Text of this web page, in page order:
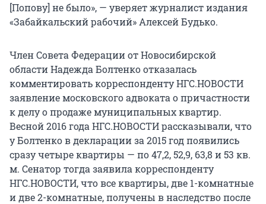
[Попову] не было», — уверяет журналист издания
«Забайкальский рабочий» Алексей Будько.
Член Совета Федерации от Новосибирской
области Надежда Болтенко отказалась
комментировать корреспонденту НГС.НОВОСТИ
заявление московского адвоката о причастности
к делу о продаже муниципальных квартир.
Весной 2016 года НГС.НОВОСТИ рассказывали, что
у Болтенко в декларации за 2015 год появились
сразу четыре квартиры — по 47,2, 52,9, 63,8 и 53 кв.
м. Сенатор тогда заявила корреспонденту
НГС.НОВОСТИ, что все квартиры, две 1-комнатные
и две 2-комнатные, получены в наследство после